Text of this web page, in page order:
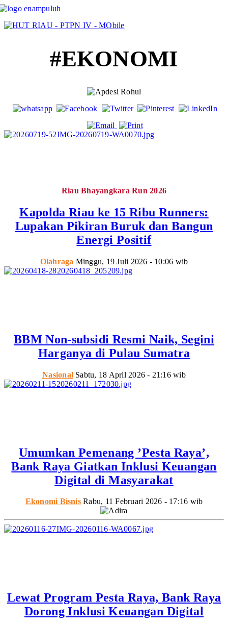
#EKONOMI
Riau Bhayangkara Run 2026
Kapolda Riau ke 15 Ribu Runners:
Lupakan Pikiran Buruk dan Bangun
Energi Positif
Olahraga Minggu, 19 Juli 2026 - 10:06 wib
BBM Non-subsidi Resmi Naik, Segini
Harganya di Pulau Sumatra
Nasional Sabtu, 18 April 2026 - 21:16 wib
Umumkan Pemenang ’Pesta Raya’,
Bank Raya Giatkan Inklusi Keuangan
Digital di Masyarakat
Ekonomi Bisnis Rabu, 11 Februari 2026 - 17:16 wib
Lewat Program Pesta Raya, Bank Raya
Dorong Inklusi Keuangan Digital